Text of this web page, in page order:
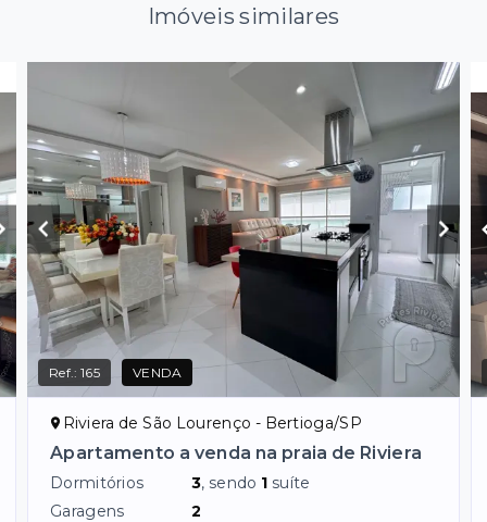
Imóveis similares
Ref.:165 VENDA
Riviera de São Lourenço - Bertioga/SP
Apartamento a venda na praia de Riviera
Dormitórios 3, sendo 1 suíte
Garagens
2